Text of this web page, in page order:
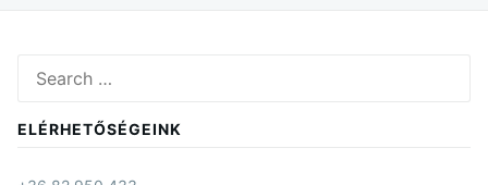
for:
ELÉRHETŐSÉGEINK